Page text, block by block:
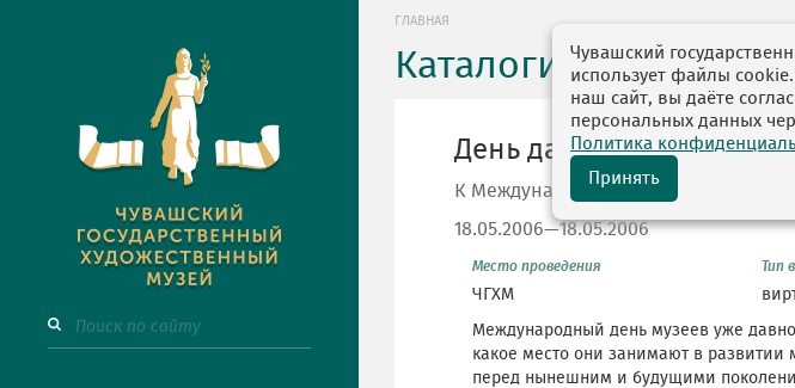
ГЛАВНАЯ
Каталоги выставок
День дарения-2006
К Международному Дню музеев
18.05.2006—18.05.2006
Место проведения
ЧГХМ
Тип
Международный день музеев уже
какое место они занимают в развитии
перед нынешним и будущими
Чувашский
использует файлы
наш сайт, вы даёте
персональных данных
Политика
Принять